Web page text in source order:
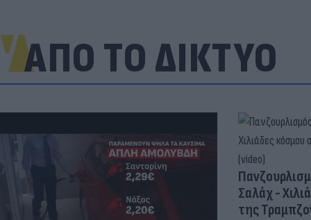
ΑΠΟ ΤΟ ΔΙΚΤΥΟ
Σαλάχ -
της